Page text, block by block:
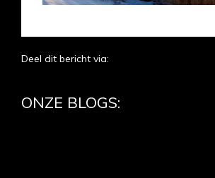
Deel dit bericht via:
ONZE BLOGS: